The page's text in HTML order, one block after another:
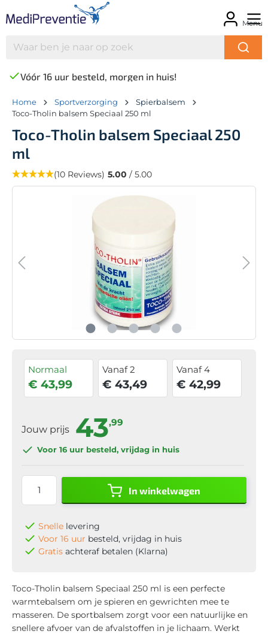
Menu
Vóór 16 uur besteld, morgen in huis!
Home Sportverzorging
Spierbalsem
Toco-Tholin balsem Speciaal 250 ml
Toco-Tholin balsem Speciaal 250
ml
(10 Reviews) 5.00 / 5.00
Normaal
€ 43,99
Vanaf 2
€ 43,49
Vanaf 4
€ 42,99
Jouw prijs 43,99
Voor 16 uur besteld, vrijdag in huis
In winkelwagen
Snelle levering
Voor 16 uur besteld, vrijdag in huis
Gratis achteraf betalen (Klarna)
Toco-Tholin balsem Speciaal 250 ml is een perfecte
warmtebalsem om je spieren en gewrichten mee te
masseren. De sportbalsem zorgt voor een natuurlijke en
snellere afvoer van de afvalstoffen in je lichaam. Werkt